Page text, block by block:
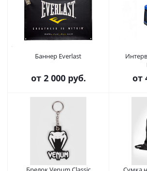
Баннер Everlast
от 2 000 руб. от